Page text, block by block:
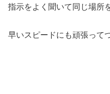
指示をよく聞いて同じ場
早いスピードにも頑張って